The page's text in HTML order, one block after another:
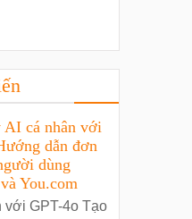
cá nhân với
dẫn đơn
dùng
You.com
với GPT-4o Tạo